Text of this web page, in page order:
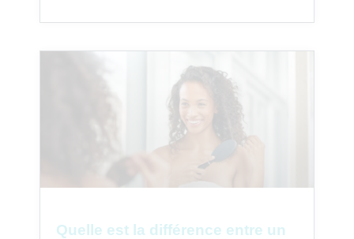
Quelle est la différence entre un